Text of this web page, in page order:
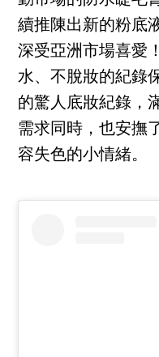
續推陳出新的粉底
深受亞洲市場喜愛
水、不脫妝的紀錄
的驚人底妝紀錄，
需求同時，也安撫
容失色的小情緒。